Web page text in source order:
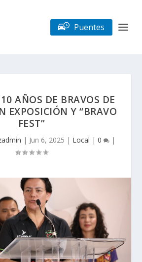
Puentes
AÑOS DE BRAVOS DE
EXPOSICIÓN Y “BRAVO
FEST”
| Jun 6, 2025 | Local | 0 |